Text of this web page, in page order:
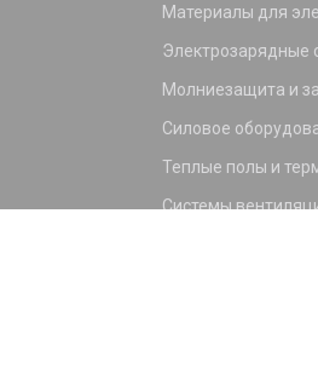
Материалы для
Электрозарядные
Молниезащита и
Силовое
Теплые полы и
Системы